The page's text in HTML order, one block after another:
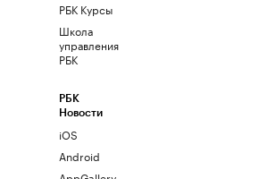
РБК Курсы
Школа
управления
РБК
РБК
Новости
iOS
Android